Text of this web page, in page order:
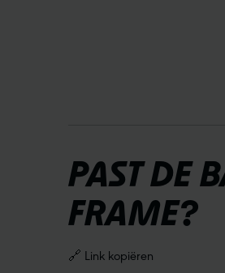
PAST DE
FRAME?
🔗 Link kopiëren